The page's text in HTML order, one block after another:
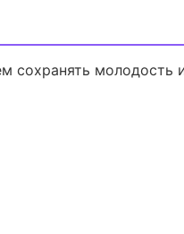
сохранять молодость